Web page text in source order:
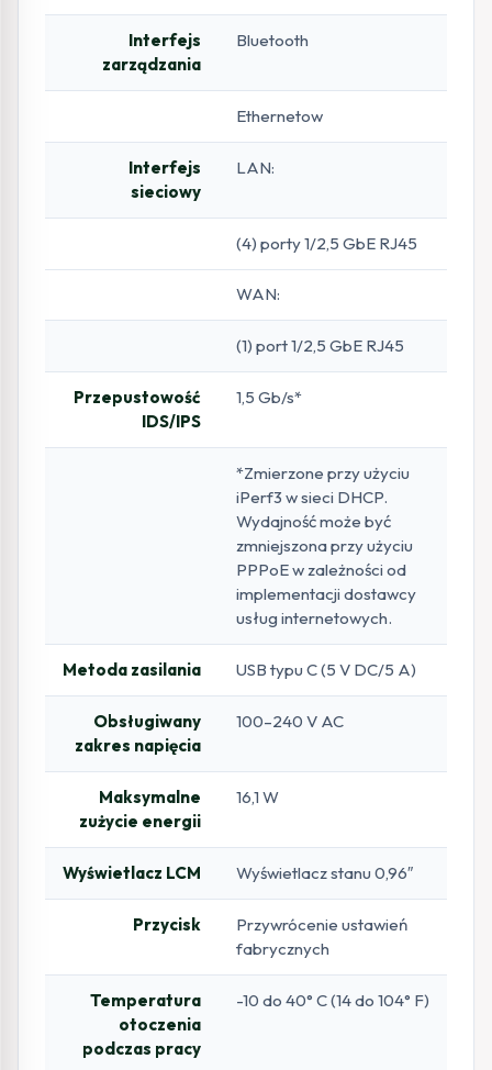
Interfejs
zarządzania
Bluetooth
Ethernetow
Interfejs
sieciowy
LAN:
(4) porty 1/2,5 GbE RJ45
WAN:
(1) port 1/2,5 GbE RJ45
Przepustowość
IDS/IPS
1,5 Gb/s*
*Zmierzone przy użyciu
iPerf3 w sieci DHCP.
Wydajność może być
zmniejszona przy użyciu
PPPoE w zależności od
implementacji dostawcy
usług internetowych.
Metoda zasilania USB typu C (5 V DC/5 A)
Obsługiwany
zakres napięcia
100–240 V AC
Maksymalne
zużycie energii
16,1 W
Wyświetlacz LCM Wyświetlacz stanu 0,96″
Przycisk
Przywrócenie ustawień
fabrycznych
Temperatura
otoczenia
podczas pracy
-10 do 40° C (14 do 104° F)